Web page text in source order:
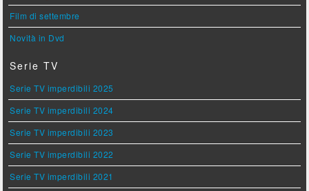
Film di settembre
Novità in Dvd
Serie TV
Serie TV imperdibili 2025
Serie TV imperdibili 2024
Serie TV imperdibili 2023
Serie TV imperdibili 2022
Serie TV imperdibili 2021